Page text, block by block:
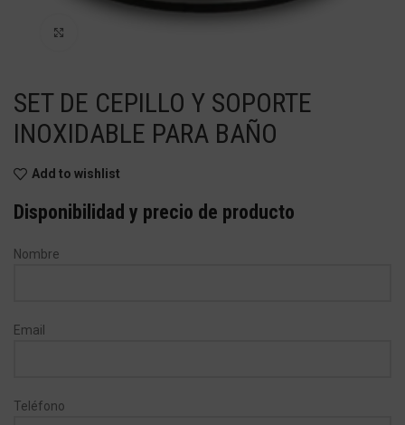
SET DE CEPILLO Y SOPORTE
INOXIDABLE PARA BAÑO
Add to wishlist
Disponibilidad y precio de producto
Nombre
Email
Teléfono